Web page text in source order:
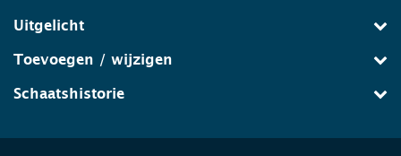
Uitgelicht
Toevoegen / wijzigen
Schaatshistorie